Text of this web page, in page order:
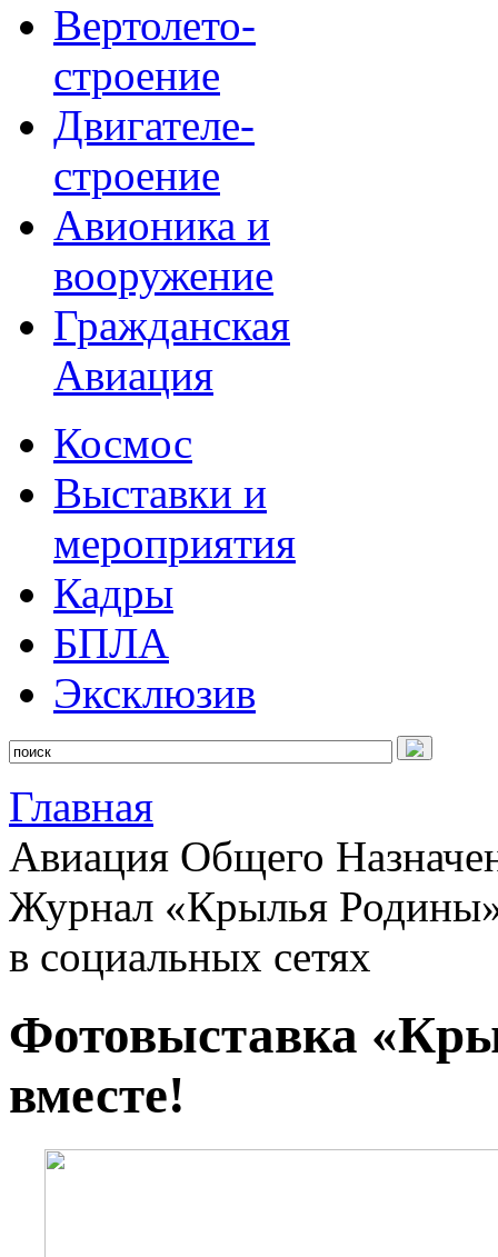
Вертолето-
строение
Двигателе-
строение
Авионика и
вооружение
Гражданская
Авиация
Космос
Выставки и
мероприятия
Кадры
БПЛА
Эксклюзив
Главная
Авиация Общего
Журнал «Крылья
в социальных сетях
Фотовыставка
вместе!